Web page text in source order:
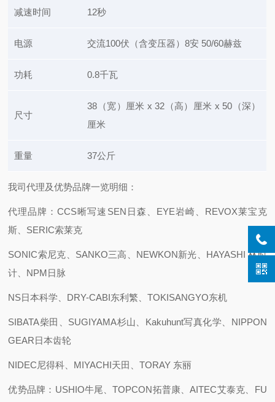
减速时间 12秒
电源 交流100伏（含变压器）8安 50/60赫兹
功耗 0.8千瓦
尺寸
38（宽）厘米 x 32（高）厘米 x 50（深）
厘米
重量 37公斤
我司代理及优势品牌一览明细：
代理品牌：CCS晰写速 SEN日森、EYE岩崎、REVOX莱宝克
斯、SERIC索莱克
SONIC索尼克、SANKO三高、NEWKON新光、HAYASHI 林时
计、NPM日脉
NS日本科学、DRY-CABI东利繁、TOKISANGYO东机
SIBATA柴田、SUGIYAMA杉山、Kakuhunt写真化学、NIPPON
GEAR日本齿轮
NIDEC尼得科、MIYACHI天田、TORAY 东丽
优势品牌：USHIO牛尾、TOPCON拓普康、AITEC艾泰克、FU